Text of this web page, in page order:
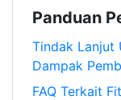
Panduan
Tindak Lanjut
Dampak
FAQ Terkait